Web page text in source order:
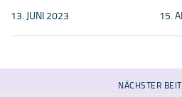
13. JUNI 2023 15.
NÄCHSTER